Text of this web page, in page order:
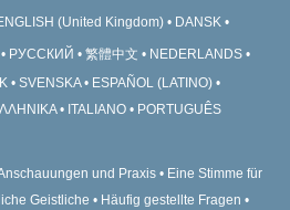
(United Kingdom) DANSK
РУССКИЙ 繁體中文
NEDERLANDS
SVENSKA
ESPAÑOL (LATINO)
ITALIANO PORTUGUÊS
und Praxis
Eine Stimme für
Geistliche
Häufig gestellte Fragen